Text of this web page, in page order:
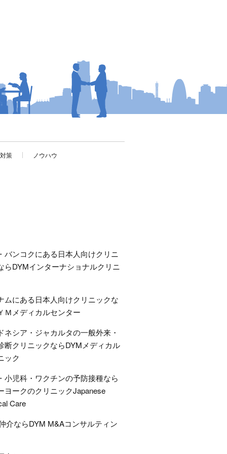
策
ノウハウ
バンコクにある日本人向けクリニ
らDYMインターナショナルクリニ
ムにある日本人向けクリニックな
Ｍメディカルセンター
ネシア・ジャカルタの一般外来・
断クリニックならDYMメディカル
ック
小児科・ワクチンの予防接種なら
ヨークのクリニックJapanese
Care
介ならDYM M&Aコンサルティン